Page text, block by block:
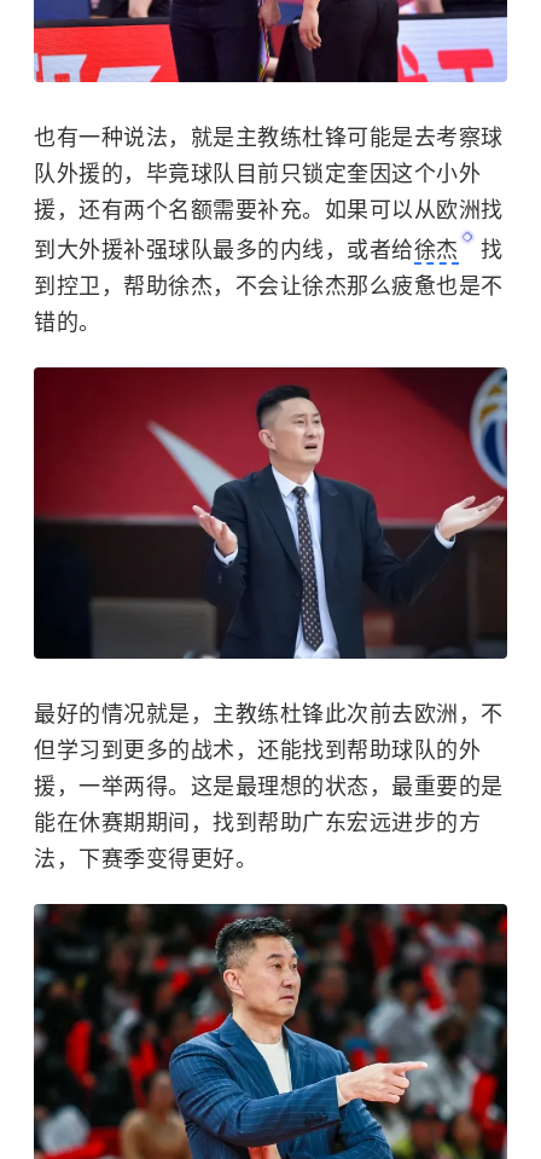
也有一种说法，就是主教练杜锋可能是去考察球
队外援的，毕竟球队目前只锁定奎因这个小外
援，还有两个名额需要补充。如果可以从欧洲找
到大外援补强球队最多的内线，或者给徐杰
找
到控卫，帮助徐杰，不会让徐杰那么疲惫也是不
错的。
最好的情况就是，主教练杜锋此次前去欧洲，不
但学习到更多的战术，还能找到帮助球队的外
援，一举两得。这是最理想的状态，最重要的是
能在休赛期期间，找到帮助广东宏远进步的方
法，下赛季变得更好。